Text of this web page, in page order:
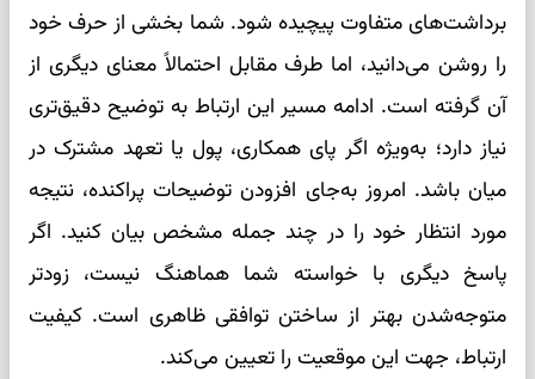
برداشت‌های متفاوت پیچیده شود. شما بخشی از حرف خود
را روشن می‌دانید، اما طرف مقابل احتمالاً معنای دیگری از
آن گرفته است. ادامه مسیر این ارتباط به توضیح دقیق‌تری
نیاز دارد؛ به‌ویژه اگر پای همکاری، پول یا تعهد مشترک در
میان باشد. امروز به‌جای افزودن توضیحات پراکنده، نتیجه
مورد انتظار خود را در چند جمله مشخص بیان کنید. اگر
پاسخ دیگری با خواسته شما هماهنگ نیست، زودتر
متوجه‌شدن بهتر از ساختن توافقی ظاهری است. کیفیت
ارتباط، جهت این موقعیت را تعیین می‌کند.